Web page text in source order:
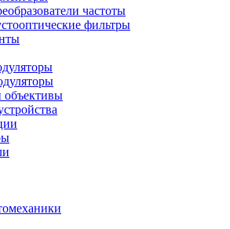
частоты
фильтры
объективы